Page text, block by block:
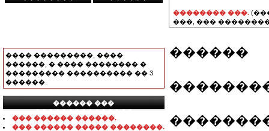
���� ���������, ����
������, � ���� �������� �
��������� ���������� �� 3
������.
������ ���
���������������
��� ������ ������.
��� ������ ����� ��������.
�������� ���.
���, ���
������